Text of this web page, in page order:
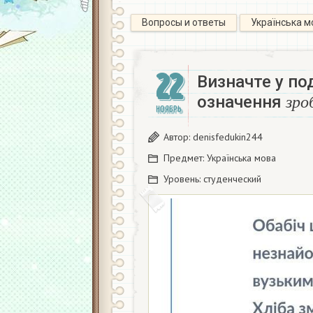
Вопросы и ответы Українська
22
НОЯБРЬ
Визначте у
означенняз р о
зр
Автор: denisfedukin244
Предмет: Українська мова
Уровень: студенческий